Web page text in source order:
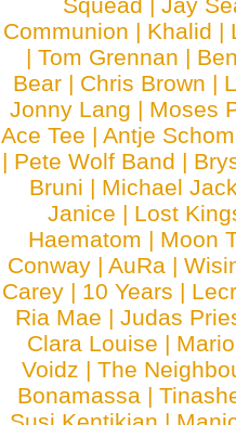
Communion | Khalid |
|Tom Grennan |
Bear | Chris Brown |
Jonny Lang | Moses
Ace Tee |Antje
| Pete Wolf Band |
Bruni | Michael
Janice | Lost
Haematom | Moon
Conway |AuRa |
Carey | 10 Years |
Ria Mae |Judas
Clara Louise |
Voidz |The
Bonamassa |